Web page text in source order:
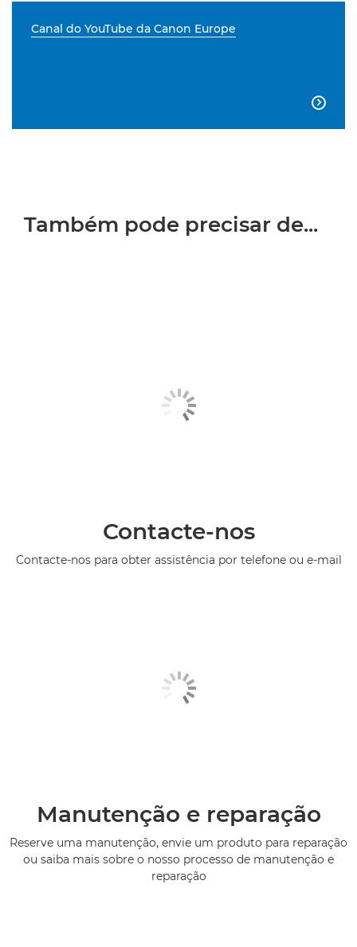
Canal do YouTube da Canon Europe

Também pode precisar de...
Contacte-nos
Contacte-nos para obter assistência por telefone ou e-mail
Manutenção e reparação
Reserve uma manutenção, envie um produto para reparação
ou saiba mais sobre o nosso processo de manutenção e
reparação